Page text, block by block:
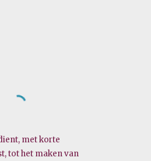
met korte
tot het maken van